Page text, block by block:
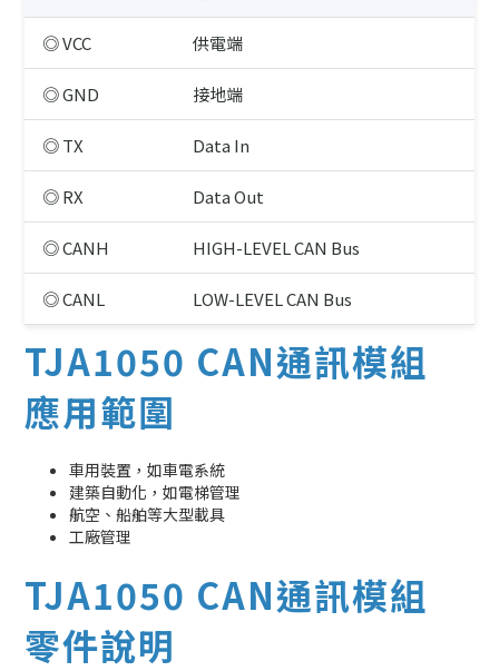
◎ VCC 供電端
◎ GND 接地端
◎ TX Data In
◎ RX Data Out
◎ CANH HIGH-LEVEL CAN Bus
◎ CANL LOW-LEVEL CAN Bus
TJA1050 CAN通訊模組
應用範圍
車用裝置，如車電系統
建築自動化，如電梯管理
航空、船舶等大型載具
工廠管理
TJA1050 CAN通訊模組
零件說明